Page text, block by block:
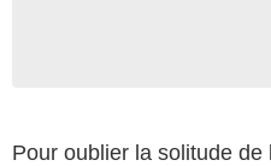
Pour oublier la solitude